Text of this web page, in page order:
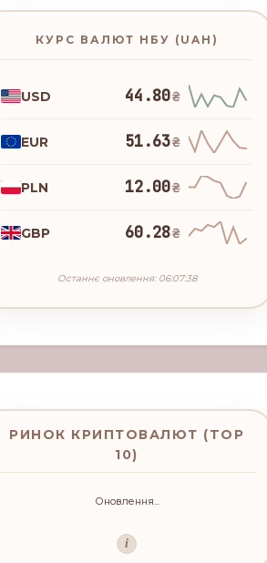
КУРС ВАЛЮТ НБУ (UAH)
USD 44.80₴
EUR 51.63₴
PLN 12.00₴
GBP 60.28₴
Останнє оновлення: 06:07:38
РИНОК КРИПТОВАЛЮТ (TOP
10)
Оновлення...
i